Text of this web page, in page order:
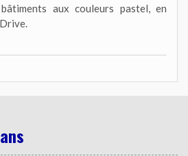
aux couleurs pastel, en